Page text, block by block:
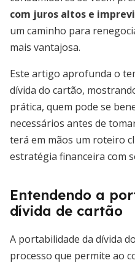
com juros altos e
um caminho para
mais vantajosa.
Este artigo aprofunda o
dívida do cartão,
prática, quem pode se
necessários antes de
terá em mãos um roteiro
estratégia financeira com
Entendendo a
dívida de cartão
A portabilidade da dívida
processo que permite ao